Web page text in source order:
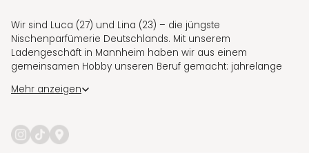
Wir sind Luca (27) und Lina (23) – die jüngste
Nischenparfümerie Deutschlands. Mit unserem
Ladengeschäft in Mannheim haben wir aus einem
gemeinsamen Hobby unseren Beruf gemacht: jahrelange
Nischenmarken.
zeigen neue Düfte, Bestellungen und den Alltag im Store.
Unser Ziel: hochwertige Nischenparfums für eine neue
Mehr anzeigen